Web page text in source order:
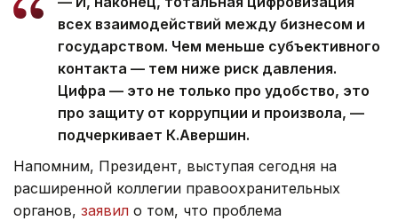
всех взаимодействий между бизнесом и
государством. Чем меньше субъективного
контакта — тем ниже риск давления.
Цифра — это не только про удобство, это
про защиту от коррупции и произвола, —
подчеркивает К.Авершин.
Напомним, Президент, выступая сегодня на
расширенной коллегии правоохранительных
органов, заявил о том, что проблема